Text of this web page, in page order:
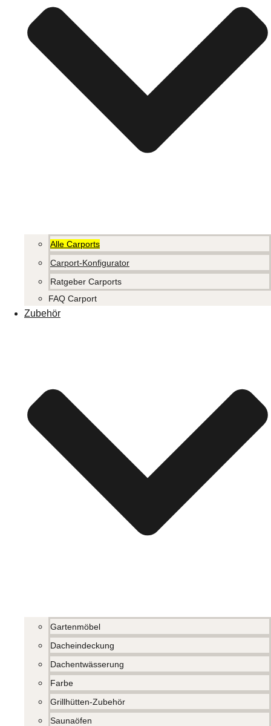
Alle Carports
Carport-Konfigurator
Ratgeber Carports
FAQ Carport
Zubehör
Gartenmöbel
Dacheindeckung
Dachentwässerung
Farbe
Grillhütten-Zubehör
Saunaöfen